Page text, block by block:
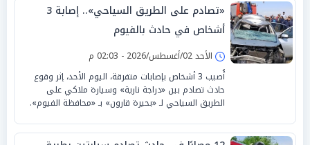
«تصادم على الطريق السياحي».. إصابة 3
أشخاص في حادث بالفيوم
الأحد 02/أغسطس/2026 - 02:03 م
أُصيب 3 أشخاص بإصابات متفرقة، اليوم الأحد، إثر وقوع
حادث تصادم بين «دراجة نارية» وسيارة ملاكي على
الطريق السياحي لـ «بحيرة قارون» بـ «محافظة الفيوم».